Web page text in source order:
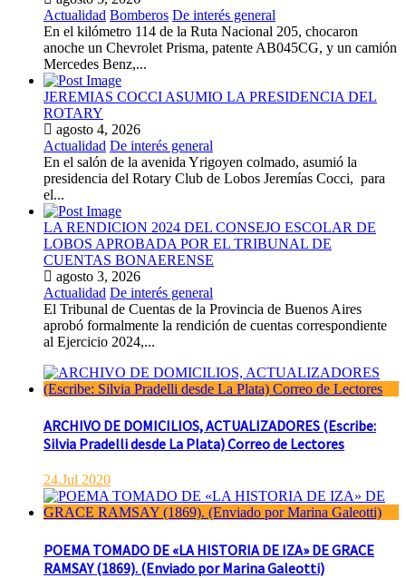
Actualidad Bomberos De interés general
En el kilómetro 114 de la Ruta Nacional 205, chocaron
anoche un Chevrolet Prisma, patente AB045CG, y un camión
Mercedes Benz,...
JEREMIAS COCCI ASUMIO LA PRESIDENCIA DEL
ROTARY
agosto 4, 2026
Actualidad De interés general
En el salón de la avenida Yrigoyen colmado, asumió la
presidencia del Rotary Club de Lobos Jeremías Cocci, para
el...
LA RENDICION 2024 DEL CONSEJO ESCOLAR DE
LOBOS APROBADA POR EL TRIBUNAL DE
CUENTAS BONAERENSE
agosto 3, 2026
Actualidad De interés general
El Tribunal de Cuentas de la Provincia de Buenos Aires
aprobó formalmente la rendición de cuentas correspondiente
al Ejercicio 2024,...
ARCHIVO DE DOMICILIOS, ACTUALIZADORES (Escribe:
Silvia Pradelli desde La Plata) Correo de Lectores
24.Jul 2020
POEMA TOMADO DE «LA HISTORIA DE IZA» DE GRACE
RAMSAY (1869). (Enviado por Marina Galeotti)